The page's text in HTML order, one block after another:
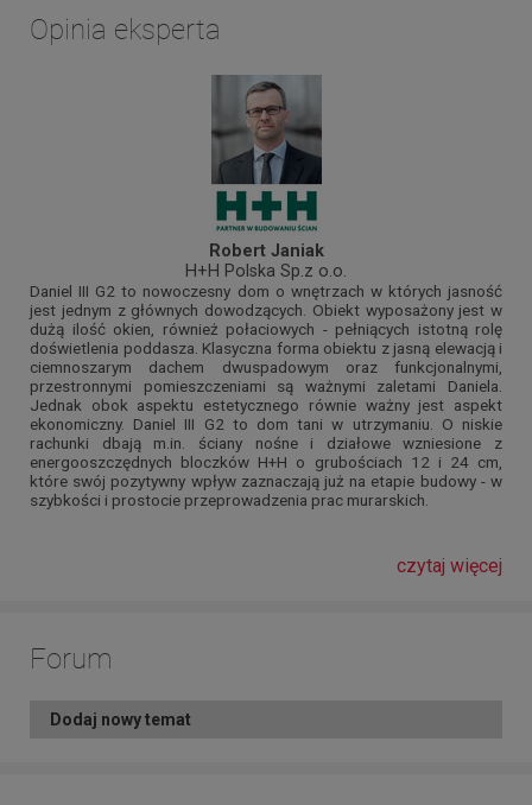
Opinia eksperta
Robert Janiak
H+H Polska Sp.z o.o.
Daniel III G2 to nowoczesny dom o wnętrzach w których jasność
jest jednym z głównych dowodzących. Obiekt wyposażony jest w
dużą ilość okien, również połaciowych - pełniących istotną rolę
doświetlenia poddasza. Klasyczna forma obiektu z jasną elewacją i
ciemnoszarym dachem dwuspadowym oraz funkcjonalnymi,
przestronnymi pomieszczeniami są ważnymi zaletami Daniela.
Jednak obok aspektu estetycznego równie ważny jest aspekt
ekonomiczny. Daniel III G2 to dom tani w utrzymaniu. O niskie
rachunki dbają m.in. ściany nośne i działowe wzniesione z
energooszczędnych bloczków H+H o grubościach 12 i 24 cm,
które swój pozytywny wpływ zaznaczają już na etapie budowy - w
szybkości i prostocie przeprowadzenia prac murarskich.
czytaj więcej
Forum
Dodaj nowy temat